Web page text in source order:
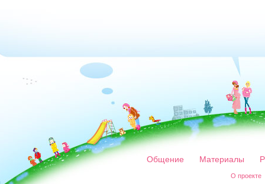
Общение Материалы
О проекте